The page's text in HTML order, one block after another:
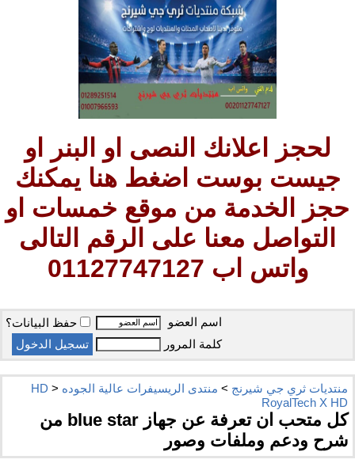
لحجز اعلانك النصى او البنر او
جيست بوست اضغط هنا يمكنك
حجز الخدمة من موقع خمسات او
التواصل معنا على الرقم التالى
واتس اب 01127747127
اسم العضو
حفظ البيانات؟
كلمة المرور
منتديات ثري جي شيرنج > منتدى الريسيفرات عالية الجوده HD >
RoyalTech X HD
كل متحب ان تعرفة عن جهاز blue star من
شرح ودعم وملفات وصور